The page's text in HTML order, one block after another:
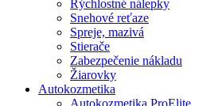
Rýchlostné nálepky
Snehové reťaze
Spreje, mazivá
Stierače
Zabezpečenie nákladu
Žiarovky
Autokozmetika
Autokozmetika ProElite